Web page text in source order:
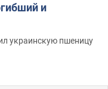
и
украинскую пшеницу